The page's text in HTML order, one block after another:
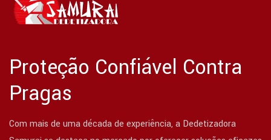
Proteção Confiável Contra
Pragas
Com mais de uma década de experiência, a Dedetizadora